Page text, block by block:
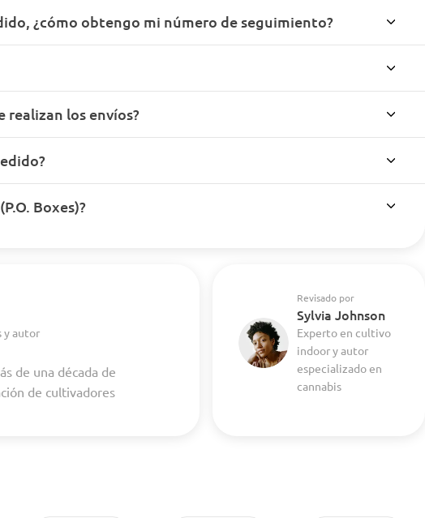
¿cómo obtengo mi número de seguimiento?
realizan los envíos?
Boxes)?
y autor
de una década de
de cultivadores
Revisado por
Sylvia Johnson
Experto en cultivo
indoor y autor
especializado en
cannabis